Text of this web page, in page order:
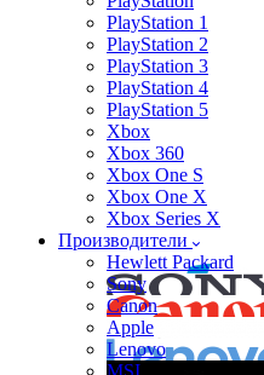
PlayStation 1
PlayStation 2
PlayStation 3
PlayStation 4
PlayStation 5
Xbox
Xbox 360
Xbox One S
Xbox One X
Xbox Series X
Производители
Hewlett Packard
Sony
Canon
Apple
Lenovo
MSI